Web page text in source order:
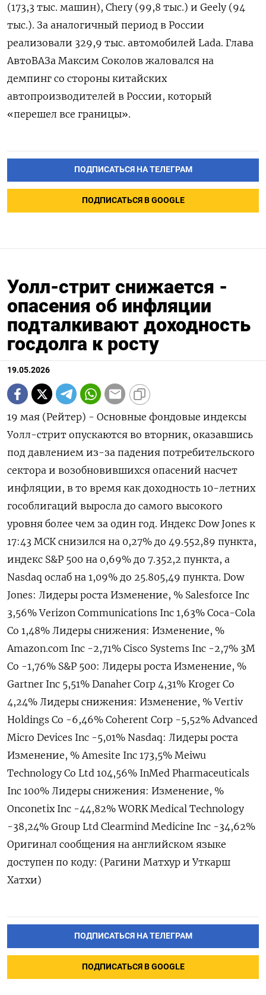
(173,3 тыс. машин), Chery (99,8 тыс.) и Geely (94
тыс.). За аналогичный период в России
реализовали 329,9 тыс. автомобилей Lada. Глава
АвтоВАЗа Максим Соколов жаловался на
демпинг со стороны китайских
автопроизводителей в России, который
«перешел все границы».
ПОДПИСАТЬСЯ НА ТЕЛЕГРАМ
ПОДПИСАТЬСЯ В GOOGLE
Уолл-стрит снижается -
опасения об инфляции
подталкивают доходность
госдолга к росту
19.05.2026
19 мая (Рейтер) - Основные фондовые индексы
Уолл-стрит опускаются во вторник, оказавшись
под давлением из-‌за падения потребительского
сектора и возобновившихся опасений насчет
инфляции, в то время как доходность 10-​летних
гособлигаций выросла ​до ​самого высокого
уровня ⁠более чем за один ‌год. Индекс Dow Jones к
‌17:43 МСК снизился на 0,27% до ​49.552,89 пункта,
индекс S&‌P 500 на 0,69% до 7.​352,2 пункта, а
Nasdaq ослаб ‌на 1,09% до 25.805,49 пункта. Dow
Jones: Лидеры роста Изменение, % Salesforce Inc
3,56% Verizon Communications ​Inc 1,63% Coca-​Cola
Co 1,‌48% Лидеры снижения: Изменение, %
Amazon.com Inc -2,71% Cisco ​Systems Inc -2,7% 3M
Co -1,76% S&P 500: Лидеры роста Изменение, %
Gartner Inc 5,51% Danaher Corp 4,31% Kroger Co
4,24% Лидеры снижения: Изменение, % Vertiv
Holdings Co -6,46% Coherent Corp -5,52% Advanced
Micro Devices Inc -5,01% Nasdaq: Лидеры ​роста
Изменение, % Amesite Inc 173,⁠5% Meiwu
Technology Co Ltd 104,56% InMed Pharmaceuticals
Inc 100% Лидеры снижения: Изменение, %
Onconetix Inc -‌44,82% WORK Medical Technology
-38,24% Group ‌Ltd Clearmind Medicine Inc -34,62%
Оригинал сообщения на английском ​языке
доступен по коду: (Рагини ‌Матхур и Уткарш
Хатхи)
ПОДПИСАТЬСЯ НА ТЕЛЕГРАМ
ПОДПИСАТЬСЯ В GOOGLE